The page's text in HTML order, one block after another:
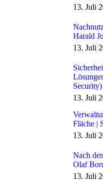
13. Juli
Harald
13. Juli
Security)
13. Juli
Fläche |
13. Juli
Nach
Olaf
13. Juli